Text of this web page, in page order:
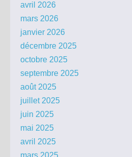
avril 2026
mars 2026
janvier 2026
décembre 2025
octobre 2025
septembre 2025
août 2025
juillet 2025
juin 2025
mai 2025
avril 2025